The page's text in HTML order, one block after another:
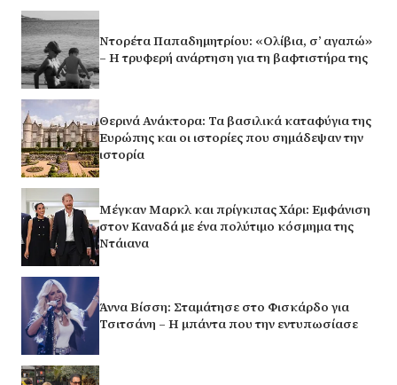
Ντορέτα Παπαδημητρίου: «Ολίβια, σ’ αγαπώ»
– Η τρυφερή ανάρτηση για τη βαφτιστήρα της
Θερινά Ανάκτορα: Τα βασιλικά καταφύγια της
Ευρώπης και οι ιστορίες που σημάδεψαν την
ιστορία
Μέγκαν Μαρκλ και πρίγκιπας Χάρι: Εμφάνιση
στον Καναδά με ένα πολύτιμο κόσμημα της
Ντάιανα
Άννα Βίσση: Σταμάτησε στο Φισκάρδο για
Τσιτσάνη – Η μπάντα που την εντυπωσίασε